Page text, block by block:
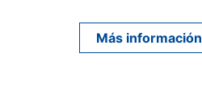
Más información